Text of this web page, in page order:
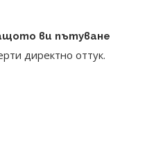
ви пътуване
директно оттук.